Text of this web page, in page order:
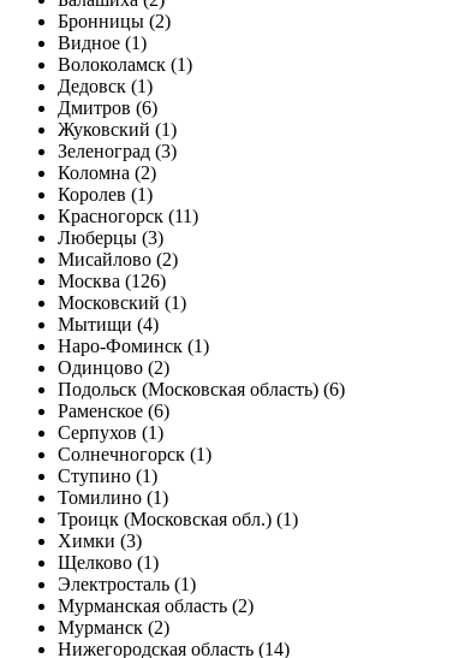
Бронницы (2)
Видное (1)
Волоколамск (1)
Дедовск (1)
Дмитров (6)
Жуковский (1)
Зеленоград (3)
Коломна (2)
Королев (1)
Красногорск (11)
Люберцы (3)
Мисайлово (2)
Москва (126)
Московский (1)
Мытищи (4)
Наро-Фоминск (1)
Одинцово (2)
Подольск (Московская область) (6)
Раменское (6)
Серпухов (1)
Солнечногорск (1)
Ступино (1)
Томилино (1)
Троицк (Московская обл.) (1)
Химки (3)
Щелково (1)
Электросталь (1)
Мурманская область (2)
Мурманск (2)
Нижегородская область (14)